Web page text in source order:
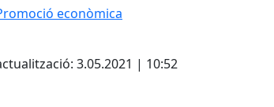
econòmica
3.05.2021 | 10:52